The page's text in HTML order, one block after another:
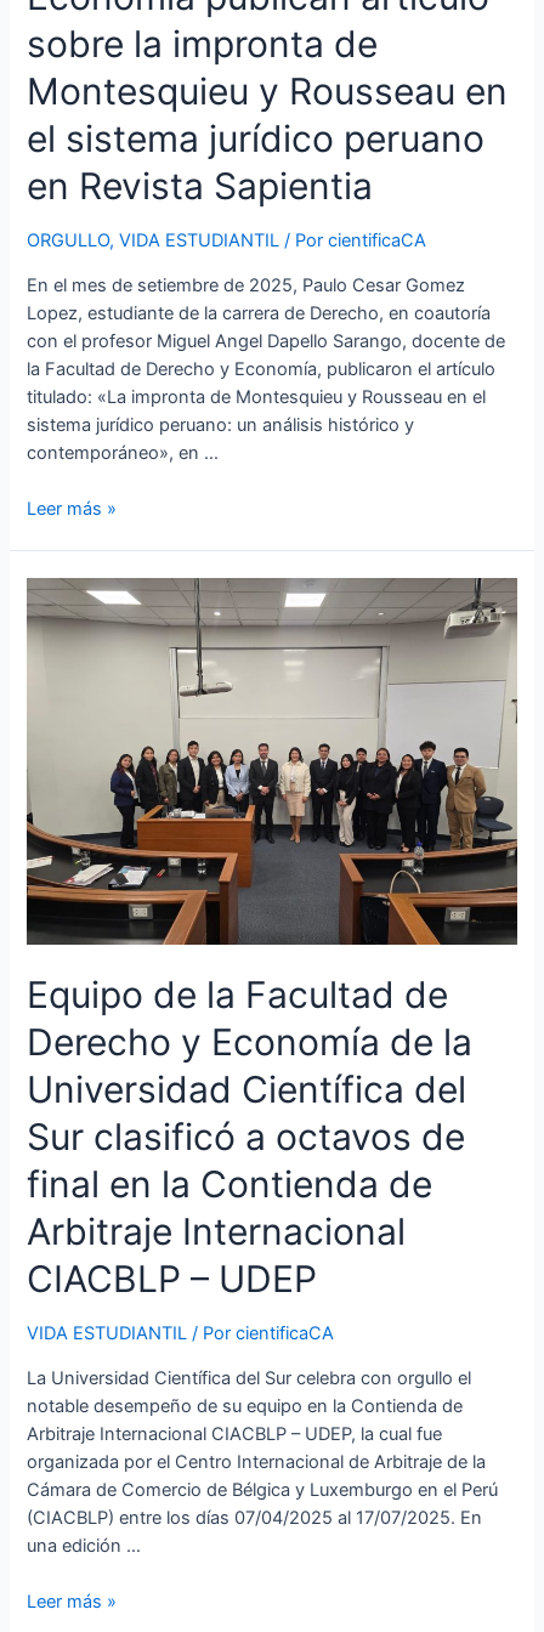
sobre la impronta de
Montesquieu y Rousseau en
el sistema jurídico peruano
en Revista Sapientia
ORGULLO,VIDA ESTUDIANTIL / PorcientificaCA
En el mes de setiembre de 2025, Paulo Cesar Gomez
Lopez, estudiante de la carrera de Derecho, en coautoría
con el profesor Miguel Angel Dapello Sarango, docente de
la Facultad de Derecho y Economía, publicaron el artículo
titulado: «La impronta de Montesquieu y Rousseau en el
sistema jurídico peruano: un análisis histórico y
contemporáneo», en …
en
Revista
Sapientia
Leer más »
Equipo de la Facultad de
Derecho y Economía de la
Universidad Científica del
Sur clasificó a octavos de
final en la Contienda de
Arbitraje Internacional
CIACBLP – UDEP
VIDA ESTUDIANTIL / PorcientificaCA
La Universidad Científica del Sur celebra con orgullo el
notable desempeño de su equipo en la Contienda de
Arbitraje Internacional CIACBLP – UDEP, la cual fue
organizada por el Centro Internacional de Arbitraje de la
Cámara de Comercio de Bélgica y Luxemburgo en el Perú
(CIACBLP) entre los días 07/04/2025 al 17/07/2025. En
una edición …
Equipo
de
de
la
Universidad
Científica
del
clasificó
a
octavos
final
en
la
Contienda
de
Arbitraje
Internacional
CIACBLP
UDEP
Leer más »